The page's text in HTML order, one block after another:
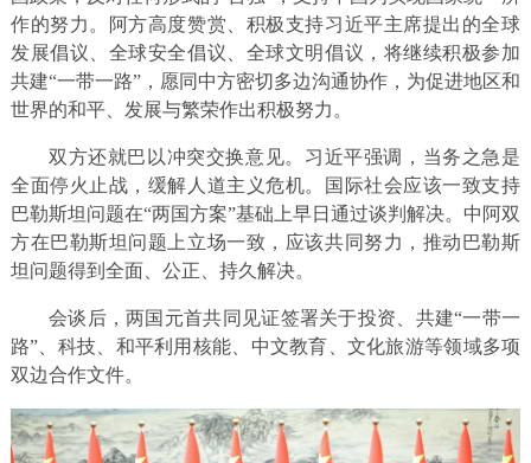
作的努力。阿方高度赞赏、积极支持习近平主席提出的全球
发展倡议、全球安全倡议、全球文明倡议，将继续积极参加
共建“一带一路”，愿同中方密切多边沟通协作，为促进地区和
世界的和平、发展与繁荣作出积极努力。
双方还就巴以冲突交换意见。习近平强调，当务之急是
全面停火止战，缓解人道主义危机。国际社会应该一致支持
巴勒斯坦问题在“两国方案”基础上早日通过谈判解决。中阿双
方在巴勒斯坦问题上立场一致，应该共同努力，推动巴勒斯
坦问题得到全面、公正、持久解决。
会谈后，两国元首共同见证签署关于投资、共建“一带一
路”、科技、和平利用核能、中文教育、文化旅游等领域多项
双边合作文件。